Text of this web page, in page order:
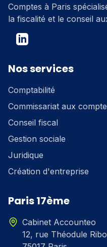
Comptes à Paris
la fiscalité et le conseil
Facebook
LinkedIn
Nos services
Comptabilité
Commissariat aux
Conseil fiscal
Gestion sociale
Juridique
Création d'entreprise
Paris 17ème
Cabinet Accounteo
12, rue Théodule